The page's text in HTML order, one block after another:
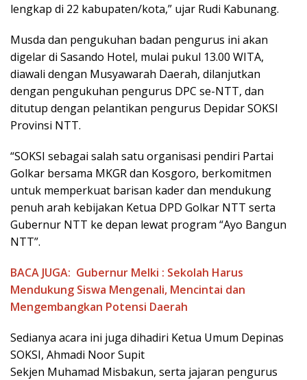
lengkap di 22 kabupaten/kota,” ujar Rudi Kabunang.
Musda dan pengukuhan badan pengurus ini akan
digelar di Sasando Hotel, mulai pukul 13.00 WITA,
diawali dengan Musyawarah Daerah, dilanjutkan
dengan pengukuhan pengurus DPC se-NTT, dan
ditutup dengan pelantikan pengurus Depidar SOKSI
Provinsi NTT.
“SOKSI sebagai salah satu organisasi pendiri Partai
Golkar bersama MKGR dan Kosgoro, berkomitmen
untuk memperkuat barisan kader dan mendukung
penuh arah kebijakan Ketua DPD Golkar NTT serta
Gubernur NTT ke depan lewat program “Ayo Bangun
NTT”.
BACA JUGA: Gubernur Melki : Sekolah Harus
Mendukung Siswa Mengenali, Mencintai dan
Mengembangkan Potensi Daerah
Sedianya acara ini juga dihadiri Ketua Umum Depinas
SOKSI, Ahmadi Noor Supit
Sekjen Muhamad Misbakun, serta jajaran pengurus